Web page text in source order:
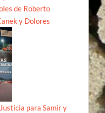
de Roberto
y Dolores
para Samir y